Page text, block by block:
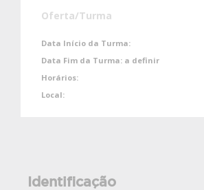
Oferta/Turma
Data Início da Turma:
Data Fim da Turma: a definir
Horários:
Local:
Identificação